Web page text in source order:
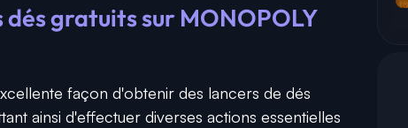
dés gratuits sur MONOPOLY
façon d'obtenir des lancers de dés
ainsi d'effectuer diverses actions essentielles